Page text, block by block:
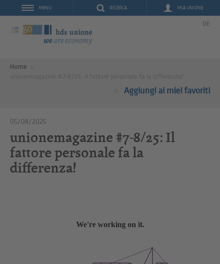
RICERCA MIA UNIONE
MENU
DE
Home
Aggiungi ai miei favoriti
05/08/2025
unionemagazine #7-8/25: Il
fattore personale fa la
differenza!